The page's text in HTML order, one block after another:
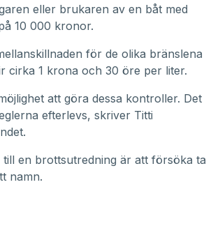
eller brukaren av en båt med
10 000 kronor.
för de olika bränslena
cirka 1 krona och 30 öre per liter.
att göra dessa kontroller. Det
efterlevs, skriver Titti
en brottsutredning är att försöka ta
namn.